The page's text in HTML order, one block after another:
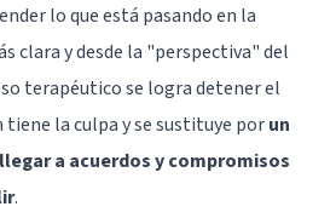
lo que está pasando en la
clara y desde la "perspectiva" del
terapéutico se logra detener el
tiene la culpa y se sustituye porun
a acuerdos y compromisos
.